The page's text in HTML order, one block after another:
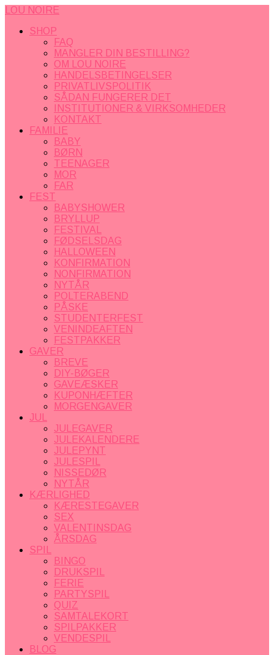
LOU NOIRE
SHOP
FAQ
MANGLER DIN BESTILLING?
OM LOU NOIRE
HANDELSBETINGELSER
PRIVATLIVSPOLITIK
SÅDAN FUNGERER DET
INSTITUTIONER & VIRKSOMHEDER
KONTAKT
FAMILIE
BABY
BØRN
TEENAGER
MOR
FAR
FEST
BABYSHOWER
BRYLLUP
FESTIVAL
FØDSELSDAG
HALLOWEEN
KONFIRMATION
NONFIRMATION
NYTÅR
POLTERABEND
PÅSKE
STUDENTERFEST
VENINDEAFTEN
FESTPAKKER
GAVER
BREVE
DIY-BØGER
GAVEÆSKER
KUPONHÆFTER
MORGENGAVER
JUL
JULEGAVER
JULEKALENDERE
JULEPYNT
JULESPIL
NISSEDØR
NYTÅR
KÆRLIGHED
KÆRESTEGAVER
SEX
VALENTINSDAG
ÅRSDAG
SPIL
BINGO
DRUKSPIL
FERIE
PARTYSPIL
QUIZ
SAMTALEKORT
SPILPAKKER
VENDESPIL
BLOG